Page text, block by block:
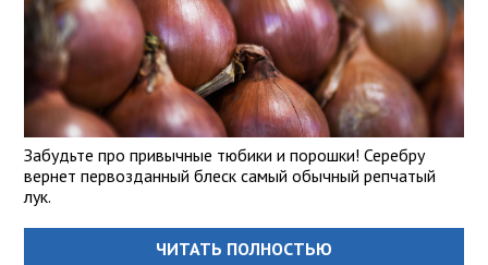
Забудьте про привычные тюбики и порошки! Серебру
вернет первозданный блеск самый обычный репчатый
лук.
ЧИТАТЬ ПОЛНОСТЬЮ